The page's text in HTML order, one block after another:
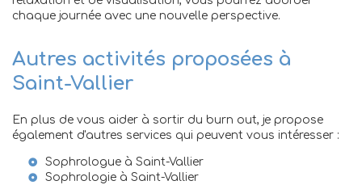
chaque journée avec une nouvelle perspective.
Autres activités proposées à
Saint-Vallier
En plus de vous aider à sortir du burn out, je propose
également d'autres services qui peuvent vous intéresser :
Sophrologue à Saint-Vallier
Sophrologie à Saint-Vallier